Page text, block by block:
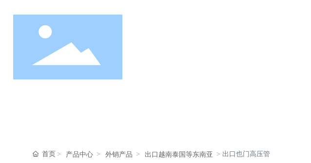
首页 产品中心 外销产品 出口越南泰国等东南亚 出口也门高压管